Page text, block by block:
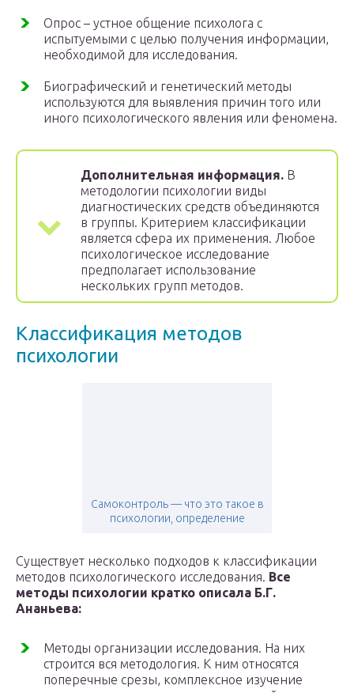
Опрос – устное общение психолога с
испытуемыми с целью получения информации,
необходимой для исследования.
Биографический и генетический методы
используются для выявления причин того или
иного психологического явления или феномена.
Дополнительная информация. В
методологии психологии виды
диагностических средств объединяются
в группы. Критерием классификации
является сфера их применения. Любое
психологическое исследование
предполагает использование
нескольких групп методов.
Классификация методов
психологии
Самоконтроль — что это такое в
психологии, определение
Существует несколько подходов к классификации
методов психологического исследования. Все
методы психологии кратко описала Б.Г.
Ананьева:
Методы организации исследования. На них
строится вся методология. К ним относятся
поперечные срезы, комплексное изучение